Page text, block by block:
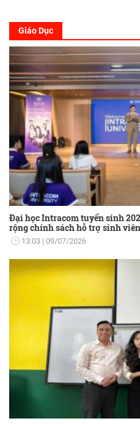
Giáo Dục
Đại học Intracom tuyển sinh
rộng chính sách hỗ trợ sinh viên
13:03 09/07/2026